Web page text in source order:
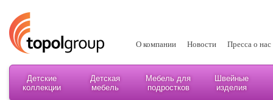
О компании Новости Пресса о нас
Детские
коллекции
Детская
мебель
Мебель для
подростков
Швейные
изделия